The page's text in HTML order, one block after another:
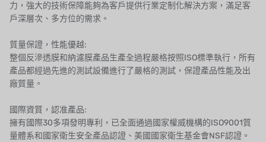
HONEYWELL
AZBIL (YAMATAKE)
OLTREMARE
TROCHOID
力，強大的技術保障能夠為客戶提供行業定制化解決方案，滿足客
戶深層次、多方位的需求。
質量保證，性能優越:
整個反滲透膜和納濾膜產品生產全過程嚴格按照ISO標準執行，所有
產品都經過先進的測試設備進行了嚴格的測試，保證產品性能及出
廠質量。
國際資質，認准產品:
擁有國際30多項發明專利，已全面通過國家權威機構的ISO9001質
量體系和國家衛生安全產品認證、美國國家衛生基金會NSF認證。